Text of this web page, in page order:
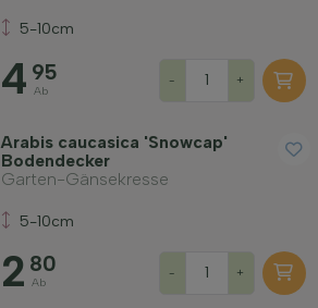
5-10cm
4 95
Ab
- +
Arabis caucasica 'Snowcap'
Bodendecker
Garten-Gänsekresse
5-10cm
2 80
Ab
- +